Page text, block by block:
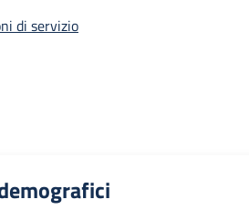
di servizio